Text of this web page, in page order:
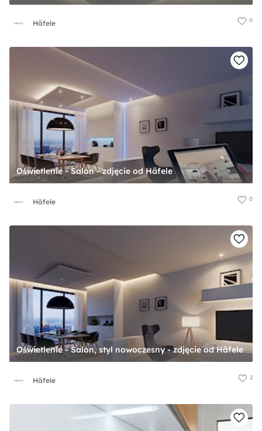
Häfele 0
Oświetlenie - Salon - zdjęcie od Häfele
Häfele 0
Oświetlenie - Salon, styl nowoczesny - zdjęcie od Häfele
Häfele 2